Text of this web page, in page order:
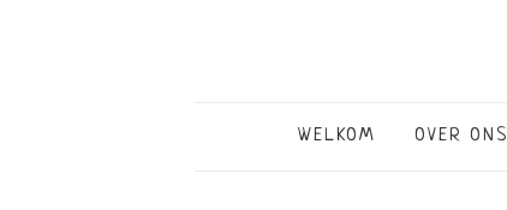
WELKOM OVER ONS